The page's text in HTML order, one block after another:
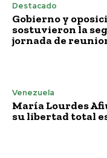
Destacado
Gobierno y
sostuvieron la
jornada de
Venezuela
María Lourdes
su libertad total